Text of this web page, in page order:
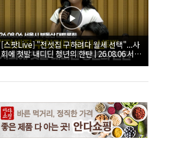
[스팟Live] "전셋집 구하려다 월세 선택"...사
회에 첫발 내디딘 청년의 한탄 | 26.08.06 서울
시 부동산 대토론회